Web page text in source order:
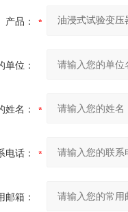
产品：
单位：
姓名：
电话：
邮箱：